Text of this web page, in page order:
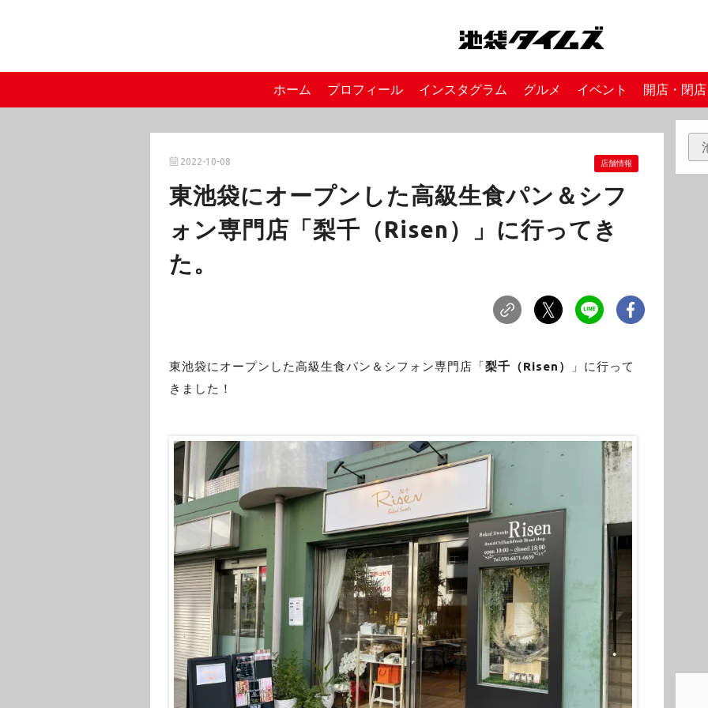
ホーム プロフィール インスタグラム グルメ イベント 開店・閉店
2022-10-08 店舗情報
東池袋にオープンした高級生食パン＆シフ
ォン専門店「梨千（Risen）」に行ってき
た。
東池袋にオープンした高級生食パン＆シフォン専門店「梨千（Risen）
」に行って
きました！